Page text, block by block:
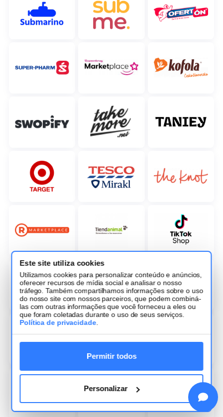
Este site utiliza cookies
Utilizamos cookies para personalizar conteúdo e anúncios,
oferecer recursos de mídia social e analisar o nosso
tráfego. Também compartilhamos informações sobre o uso
do nosso site com nossos parceiros, que podem combiná-
las com outras informações que você forneceu a eles ou
que foram coletadas durante o uso de seus serviços.
Política de privacidade
Permitir todos
Personalizar